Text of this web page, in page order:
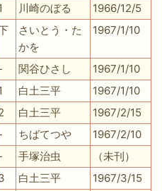
川崎のぼる
1966/12/5
さいとう・た
かを
1967/1/10
関谷ひさし
1967/1/10
白土三平
1967/1/10
白土三平
1967/2/15
ちばてつや
1967/2/10
手塚治虫
（未刊）
白土三平
1967/3/15